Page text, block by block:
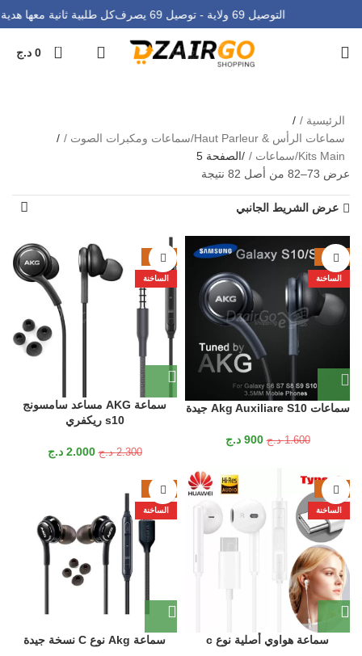
التوصيل 69 ولاية - توصيل 69 يصرف كل طلبية ثانية معها
0
0 د.ج
الرئيسية
سماعات الرأس & Haut Parleur/سماعات ومكبرات الصوت
Kits Main/سماعات
الصفحة 5
عرض 73–82 من أصل 82 نتيجة
عرض الشريط الجانبي
-44%
الساخنة
سماعات Akg Auxiliare S10 جيدة
1.600 د.ج 900 د.ج
-13%
الساخنة
سماعة AKG مساعد سامسونج
s10 ريكفري
2.300 د.ج 2.000 د.ج
-12%
الساخنة
سماعة هواوي أصلية نوع c
-32%
الساخنة
سماعة Akg نوع C نسخة جيدة